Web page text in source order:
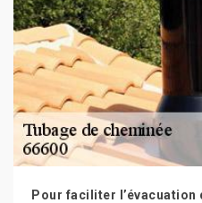
Pour faciliter